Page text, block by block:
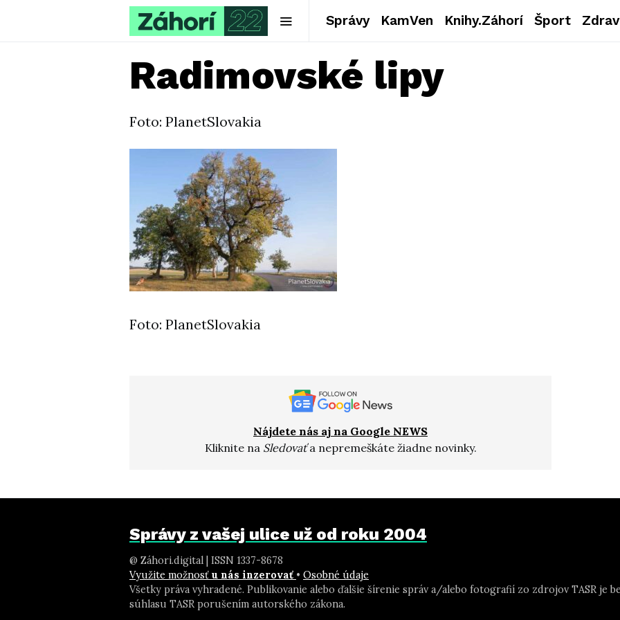
Správy KamVen Knihy.Záhorí Šport
Radimovské lipy
Foto: PlanetSlovakia
Foto: PlanetSlovakia
Nájdete nás aj na Google NEWS
Kliknite na Sledovaťa nepremeškáte žiadne novinky.
Správy z vašej ulice už od roku 2004
@ Záhori.digital | ISSN 1337-8678
Využite možnosť u nás inzerovať • Osobné údaje
Všetky práva vyhradené. Publikovanie alebo ďalšie šírenie správ a/alebo fotografií zo zdrojov TASR je
súhlasu TASR porušením autorského zákona.